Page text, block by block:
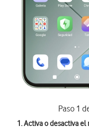
Paso 1
1. Activa o desactiva